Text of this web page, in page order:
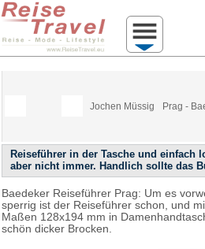
Jochen Müssig Prag -
Reiseführer in der Tasche und einfach
aber nicht immer. Handlich sollte das
Baedeker Reiseführer Prag: Um es
sperrig ist der Reiseführer schon, und
Maßen 128x194 mm in
schön dicker Brocken.